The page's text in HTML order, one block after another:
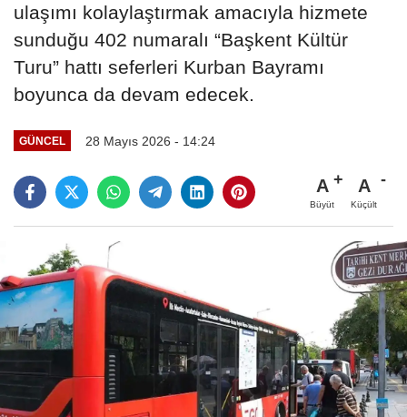
ulaşımı kolaylaştırmak amacıyla hizmete
sunduğu 402 numaralı “Başkent Kültür
Turu” hattı seferleri Kurban Bayramı
boyunca da devam edecek.
GÜNCEL 28 Mayıs 2026 - 14:24
A
Büyüt
A
Küçült